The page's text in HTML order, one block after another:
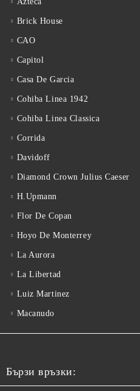
Brick House
CAO
Capitol
Casa De Garcia
Cohiba Linea 1942
Cohiba Linea Classica
Corrida
Davidoff
Diamond Crown Julius Caeser
H.Upmann
Flor De Copan
Hoyo De Monterrey
La Aurora
La Libertad
Luiz Martinez
Macanudo
Бързи връзки: